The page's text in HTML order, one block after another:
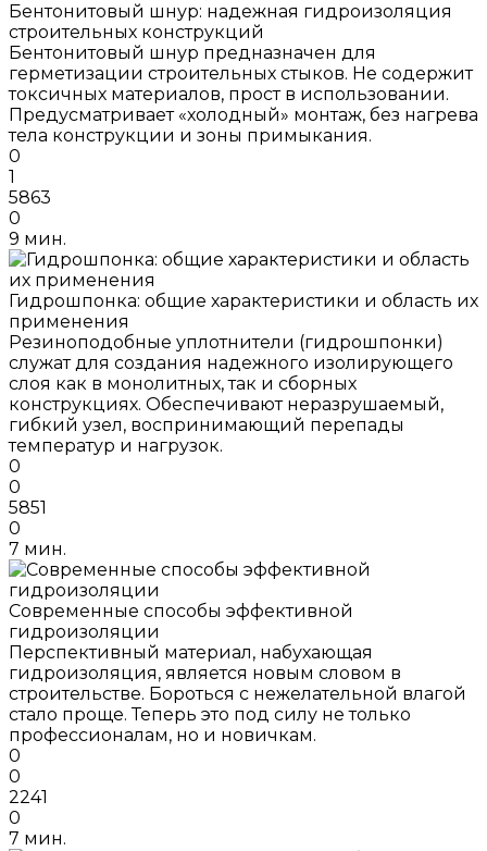
Бентонитовый шнур: надежная гидроизоляция
строительных конструкций
Бентонитовый шнур предназначен для
герметизации строительных стыков. Не содержит
токсичных материалов, прост в использовании.
Предусматривает «холодный» монтаж, без нагрева
тела конструкции и зоны примыкания.
0
1
5863
0
9 мин.
Гидрошпонка: общие характеристики и область их
применения
Резиноподобные уплотнители (гидрошпонки)
служат для создания надежного изолирующего
слоя как в монолитных, так и сборных
конструкциях. Обеспечивают неразрушаемый,
гибкий узел, воспринимающий перепады
температур и нагрузок.
0
0
5851
0
7 мин.
Современные способы эффективной
гидроизоляции
Перспективный материал, набухающая
гидроизоляция, является новым словом в
строительстве. Бороться с нежелательной влагой
стало проще. Теперь это под силу не только
профессионалам, но и новичкам.
0
0
2241
0
7 мин.